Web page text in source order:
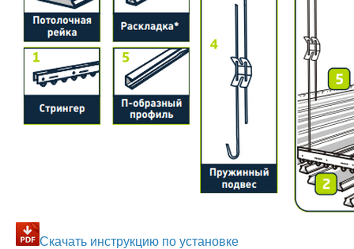
Скачать инструкцию по установке
Toyota
Volkswagen
УАЗ